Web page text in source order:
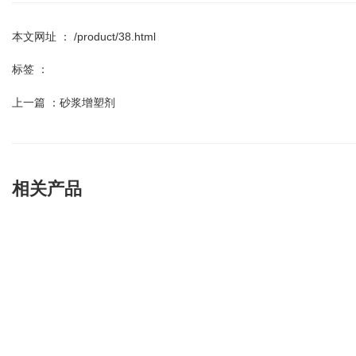
本文网址 ： /product/38.html
标签 ：
上一篇 ： 砂浆增塑剂
相关产品